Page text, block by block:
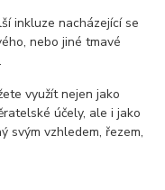
inkluze nacházející se
nebo jiné tmavé
využít nejen jako
účely, ale i jako
svým vzhledem, řezem,